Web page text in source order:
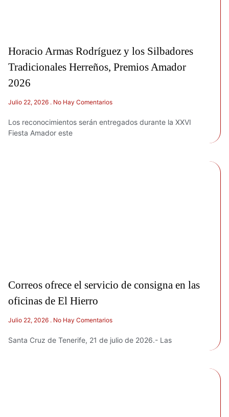
Horacio Armas Rodríguez y los Silbadores
Tradicionales Herreños, Premios Amador
2026
Julio 22, 2026 No Hay Comentarios
Los reconocimientos serán entregados durante la XXVI
Fiesta Amador este
Correos ofrece el servicio de consigna en las
oficinas de El Hierro
Julio 22, 2026 No Hay Comentarios
Santa Cruz de Tenerife, 21 de julio de 2026.- Las